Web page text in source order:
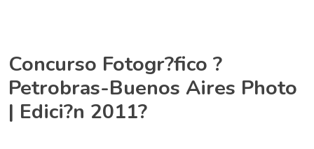
Concurso Fotogr?fico ?
Petrobras-Buenos Aires Photo
| Edici?n 2011?